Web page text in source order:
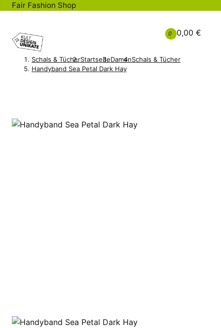
Fair Fashion Shop
0 0,00 €
Schals & TücherStartseiteDamenSchals & Tücher
Handyband Sea Petal Dark Hay